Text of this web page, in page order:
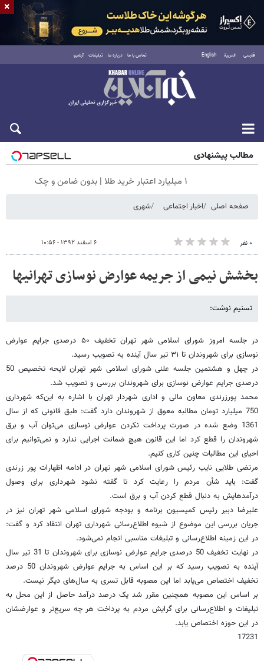
فارسی العربية English تماس با ما درباره ما تبلیغات آرشیو
جمعه ۱۶ مرداد ۱۴۰۵
مطالب پیشنهادی
۱ میلیارد اعتبار خرید طلا | بدون ضامن و چک
صفحه اصلی اخبار اجتماعی شهری
۰ نفر ۶ اسفند ۱۳۹۲ - ۱۰:۵۶
بخشش نیمی از جریمه عوارض نوسازی تهرانیها
تسنیم نوشت:
در جلسه امروز شورای اسلامی شهر تهران تخفیف ۵۰ درصدی جرایم عوارض
نوسازی برای شهروندان تا ۳۱ تیر سال آینده به تصویب رسید.
در چهل و هشتمین جلسه علنی شورای اسلامی شهر تهران لایحه تخصیص 50
درصدی جرایم عوارض نوسازی برای شهروندان بررسی و تصویب شد.
محمد پورزرندی معاون مالی و اداری شهردار تهران با اشاره به این‌که شهرداری
750 میلیارد تومان مطالبه معوق از شهروندان دارد گفت: طبق قانونی که از سال
1361 وضع شده در صورت پرداخت نکردن عوارض نوسازی می‌توان آب و برق
شهروندان را قطع کرد اما این قانون هیچ ضمانت اجرایی ندارد و نمی‌توانیم برای
احیای این مطالبات چنین کاری کنیم.
مرتضی طلایی نایب رئیس شورای اسلامی شهر تهران در ادامه اظهارات پور زرندی
گفت: باید شأن مردم را رعایت کرد تا گفته نشود شهرداری برای وصول
درآمدهایش به دنبال قطع کردن آب و برق است.
علیرضا دبیر رئیس کمیسیون برنامه و بودجه شورای اسلامی شهر تهران نیز در
جریان بررسی این موضوع از شیوه اطلاع‌رسانی شهرداری تهران انتقاد کرد و گفت:
در این زمینه اطلاع‌رسانی و تبلیغات مناسبی انجام نمی‌شود.
در نهایت تخفیف 50 درصدی جرایم عوارض نوسازی برای شهروندان تا 31 تیر سال
آینده به تصویب رسید که بر این اساس به جرایم عوارض شهروندان 50 درصد
تخفیف اختصاص می‌یابد اما این مصوبه قابل تسری به سال‌های دیگر نیست.
بر اساس این مصوبه همچنین مقرر شد یک درصد درآمد حاصل از این محل به
تبلیغات و اطلاع‌رسانی برای گرایش مردم به پرداخت هر چه سریع‌تر و عوارضشان
در این حوزه اختصاص یابد.
17231
×